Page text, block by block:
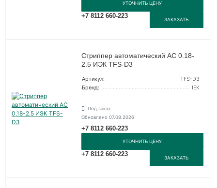
УТОЧНИТЬ ЦЕНУ
+7 8112 660-223
ЗАКАЗАТЬ
Стриппер автоматический АС 0.18-
2.5 ИЭК TFS-D3
Артикул:
TFS-D3
Бренд:
IEK
Под заказ
Обновлено 07.08.2026
+7 8112 660-223
УТОЧНИТЬ ЦЕНУ
+7 8112 660-223
ЗАКАЗАТЬ